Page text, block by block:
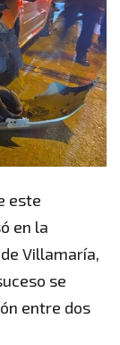
este
en la
Villamaría,
se
entre dos